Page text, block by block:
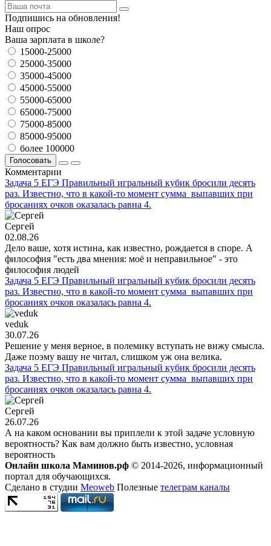
Подпишись на обновления!
Наш опрос
Ваша зарплата в школе?
15000-25000
25000-35000
35000-45000
45000-55000
55000-65000
65000-75000
75000-85000
85000-95000
более 100000
Голосовать
Комментарии
Задача 5 ЕГЭ Правильный игральный кубик бросили десять
раз. Известно, что в какой-то момент сумма выпавших при
бросаниях очков оказалась равна 4.
Сергей
02.08.26
Дело ваше, хотя истина, как известно, рождается в споре. А
философия "есть два мнения: моё и неправильное" - это
философия людей
Задача 5 ЕГЭ Правильный игральный кубик бросили десять
раз. Известно, что в какой-то момент сумма выпавших при
бросаниях очков оказалась равна 4.
veduk
30.07.26
Решение у меня верное, в полемику вступать не вижу смысла.
Даже поэму вашу не читал, слишком уж она велика.
Задача 5 ЕГЭ Правильный игральный кубик бросили десять
раз. Известно, что в какой-то момент сумма выпавших при
бросаниях очков оказалась равна 4.
Сергей
26.07.26
А на каком основании вы приплели к этой задаче условную
вероятность? Как вам должно быть известно, условная
вероятность
Онлайн школа Маминов.рф © 2014-2026, информационный
портал для обучающихся.
Сделано в студии Meoweb Полезные телеграм каналы